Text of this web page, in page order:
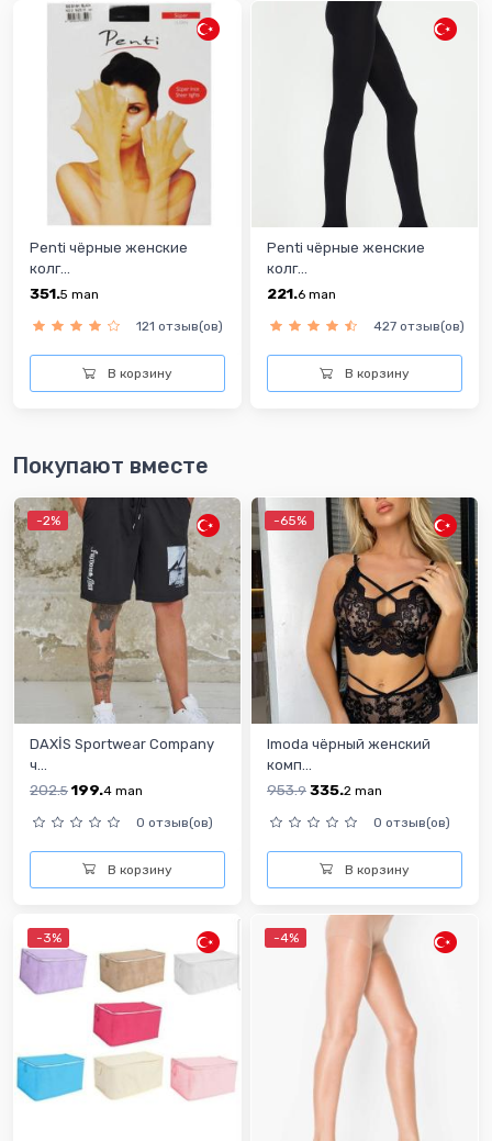
Penti чёрные женские
колг...
351.5 man
121 отзыв(ов)
В корзину
Penti чёрные женские
колг...
221.6 man
427 отзыв(ов)
В корзину
Покупают вместе
-2%
DAXİS Sportwear Company
ч...
202.5 199.4 man
0 отзыв(ов)
В корзину
-65%
Imoda чёрный женский
комп...
953.9 335.2 man
0 отзыв(ов)
В корзину
-3% -4%